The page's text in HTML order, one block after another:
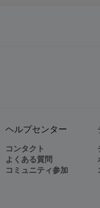
ヘルプセンター
コンタクト
よくある質問
コミュニティ参加